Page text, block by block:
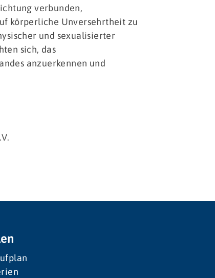
verbunden,
körperliche Unversehrtheit zu
und sexualisierter
sich, das
anzuerkennen und